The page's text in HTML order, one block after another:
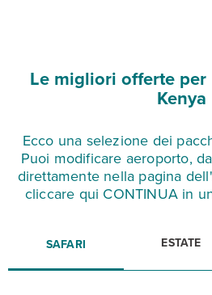
Le migliori offerte per
Kenya
Ecco una selezione dei
Puoi modificare aeroporto,
direttamente nella pagina
cliccare qui CONTINUA in
SAFARI ESTATE